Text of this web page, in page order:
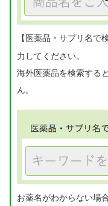
【医薬品・サプリ名で
力してください。
海外医薬品を検索する
ん。
お薬名がわからない場